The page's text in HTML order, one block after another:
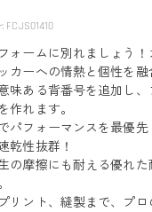
: FCJS01410
ォームに別れましょう
カーへの情熱と個性を融
味ある背番号を追加し
作れます。
パフォーマンスを最優先
乾性抜群！
の摩擦にも耐える優れ
リント、縫製まで、プ